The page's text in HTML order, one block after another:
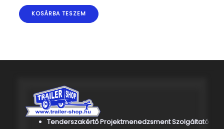
KOSÁRBA TESZEM
Tenderszakértő Projektmenedzsment Szolgáltató